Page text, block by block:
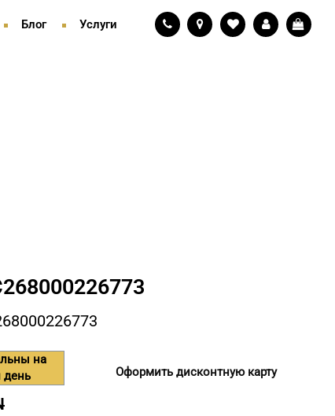
Блог Услуги
на
день
Оформить дисконтную карту